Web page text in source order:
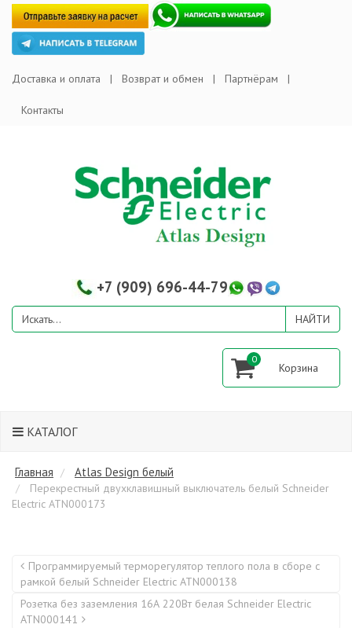
Доставка и оплата Возврат и обмен Партнёрам
Контакты
+7 (909) 696-44-79
0
КАТАЛОГ
Главная Atlas Design белый
Перекрестный двухклавишный выключатель белый Schneider
Electric ATN000173
Программируемый терморегулятор теплого пола в сборе с
рамкой белый Schneider Electric ATN000138
Розетка без заземления 16А 220Вт белая Schneider Electric
ATN000141